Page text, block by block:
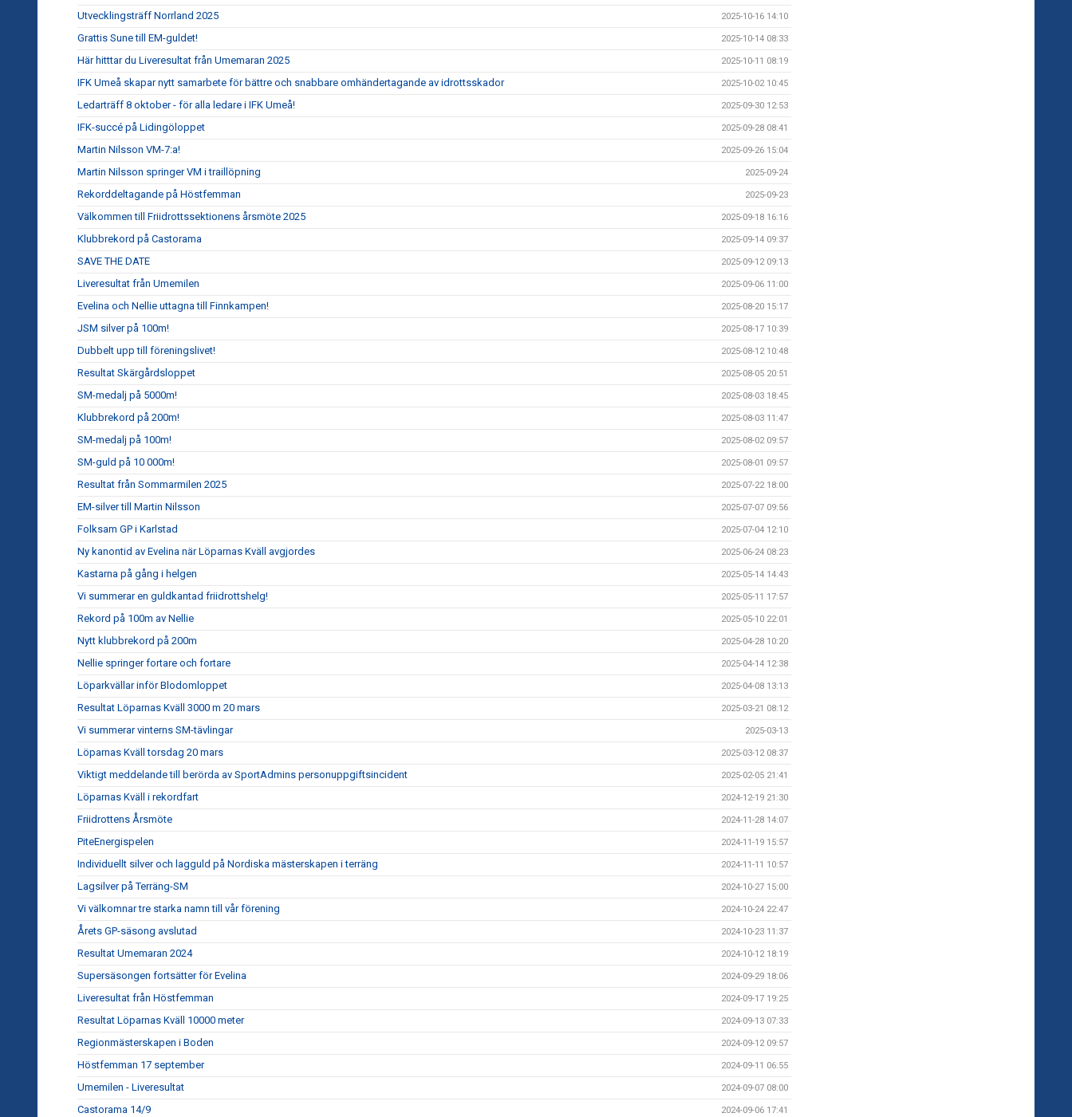
Utvecklingsträff Norrland 2025 2025-10-16 14:10
Grattis Sune till EM-guldet! 2025-10-14 08:33
Här hitttar du Liveresultat från Umemaran 2025 2025-10-11 08:19
IFK Umeå skapar nytt samarbete för bättre och snabbare omhändertagande av idrottsskador 2025-10-02 10:45
Ledarträff 8 oktober - för alla ledare i IFK Umeå! 2025-09-30 12:53
IFK-succé på Lidingöloppet 2025-09-28 08:41
Martin Nilsson VM-7:a! 2025-09-26 15:04
Martin Nilsson springer VM i traillöpning 2025-09-24
Rekorddeltagande på Höstfemman 2025-09-23
Välkommen till Friidrottssektionens årsmöte 2025 2025-09-18 16:16
Klubbrekord på Castorama 2025-09-14 09:37
SAVE THE DATE 2025-09-12 09:13
Liveresultat från Umemilen 2025-09-06 11:00
Evelina och Nellie uttagna till Finnkampen! 2025-08-20 15:17
JSM silver på 100m! 2025-08-17 10:39
Dubbelt upp till föreningslivet! 2025-08-12 10:48
Resultat Skärgårdsloppet 2025-08-05 20:51
SM-medalj på 5000m! 2025-08-03 18:45
Klubbrekord på 200m! 2025-08-03 11:47
SM-medalj på 100m! 2025-08-02 09:57
SM-guld på 10 000m! 2025-08-01 09:57
Resultat från Sommarmilen 2025 2025-07-22 18:00
EM-silver till Martin Nilsson 2025-07-07 09:56
Folksam GP i Karlstad 2025-07-04 12:10
Ny kanontid av Evelina när Löparnas Kväll avgjordes 2025-06-24 08:23
Kastarna på gång i helgen 2025-05-14 14:43
Vi summerar en guldkantad friidrottshelg! 2025-05-11 17:57
Rekord på 100m av Nellie 2025-05-10 22:01
Nytt klubbrekord på 200m 2025-04-28 10:20
Nellie springer fortare och fortare 2025-04-14 12:38
Löparkvällar inför Blodomloppet 2025-04-08 13:13
Resultat Löparnas Kväll 3000 m 20 mars 2025-03-21 08:12
Vi summerar vinterns SM-tävlingar 2025-03-13
Löparnas Kväll torsdag 20 mars 2025-03-12 08:37
Viktigt meddelande till berörda av SportAdmins personuppgiftsincident 2025-02-05 21:41
Löparnas Kväll i rekordfart 2024-12-19 21:30
Friidrottens Årsmöte 2024-11-28 14:07
PiteEnergispelen 2024-11-19 15:57
Individuellt silver och lagguld på Nordiska mästerskapen i terräng 2024-11-11 10:57
Lagsilver på Terräng-SM 2024-10-27 15:00
Vi välkomnar tre starka namn till vår förening 2024-10-24 22:47
Årets GP-säsong avslutad 2024-10-23 11:37
Resultat Umemaran 2024 2024-10-12 18:19
Supersäsongen fortsätter för Evelina 2024-09-29 18:06
Liveresultat från Höstfemman 2024-09-17 19:25
Resultat Löparnas Kväll 10000 meter 2024-09-13 07:33
Regionmästerskapen i Boden 2024-09-12 09:57
Höstfemman 17 september 2024-09-11 06:55
Umemilen - Liveresultat 2024-09-07 08:00
Castorama 14/9 2024-09-06 17:41